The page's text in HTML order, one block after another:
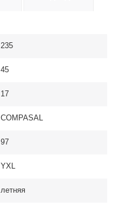
235
45
17
COMPASAL
97
YXL
летняя